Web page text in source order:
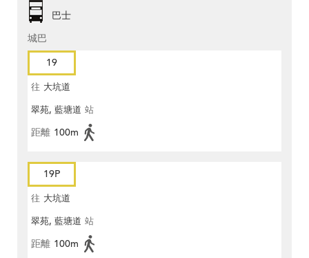
巴士
城巴
19
往 大坑道
翠苑, 藍塘道 站
距離 100m
19P
往 大坑道
翠苑, 藍塘道 站
距離 100m